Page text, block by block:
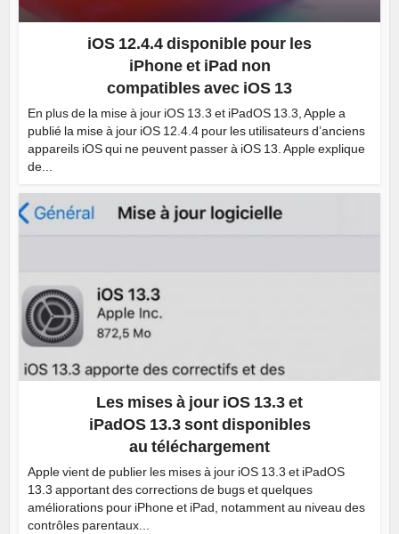
iOS 12.4.4 disponible pour les
iPhone et iPad non
compatibles avec iOS 13
En plus de la mise à jour iOS 13.3 et iPadOS 13.3, Apple a
publié la mise à jour iOS 12.4.4 pour les utilisateurs d’anciens
appareils iOS qui ne peuvent passer à iOS 13. Apple explique
de...
Les mises à jour iOS 13.3 et
iPadOS 13.3 sont disponibles
au téléchargement
Apple vient de publier les mises à jour iOS 13.3 et iPadOS
13.3 apportant des corrections de bugs et quelques
améliorations pour iPhone et iPad, notamment au niveau des
contrôles parentaux...